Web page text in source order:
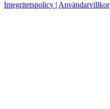
Integritetspolicy | Användarvillkor